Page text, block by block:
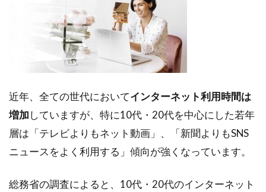
事
例
8
後
イ
近年、全ての世代においてインターネット利用時間は
増加していますが、特に10代・20代を中心にした若年
層は「テレビよりもネット動画」、「新聞よりもSNS
ニュースをよく利用する」傾向が強くなっています。
総務省の調査によると、10代・20代のインターネット